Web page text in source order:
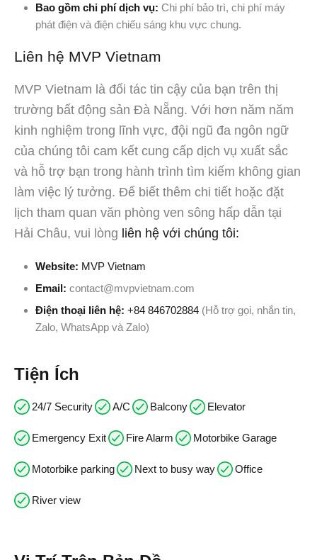
Bao gồm chi phí dịch vụ: Chi phí bảo trì, chi phí máy
phát điện và điện chiếu sáng khu vực chung.
Liên hệ MVP Vietnam
MVP Vietnam là đối tác tin cậy của bạn trên thị
trường bất động sản Đà Nẵng. Với hơn năm năm
kinh nghiệm trong lĩnh vực, đội ngũ đa ngôn ngữ
của chúng tôi cam kết cung cấp dịch vụ xuất sắc
và hỗ trợ bạn trong hành trình tìm kiếm không gian
làm việc lý tưởng. Để biết thêm chi tiết hoặc đặt
lịch tham quan văn phòng ven sông hấp dẫn tại
Hải Châu, vui lòng liên hệ với chúng tôi:
Website: MVP Vietnam
Email: contact@mvpvietnam.com
Điện thoại liên hệ: +84 846702884 (Hỗ trợ gọi, nhắn tin,
Zalo, WhatsApp và Zalo)
Tiện Ích
24/7 Security A/C Balcony Elevator
Emergency Exit Fire Alarm Motorbike Garage
Motorbike parking Next to busy way Office
River view